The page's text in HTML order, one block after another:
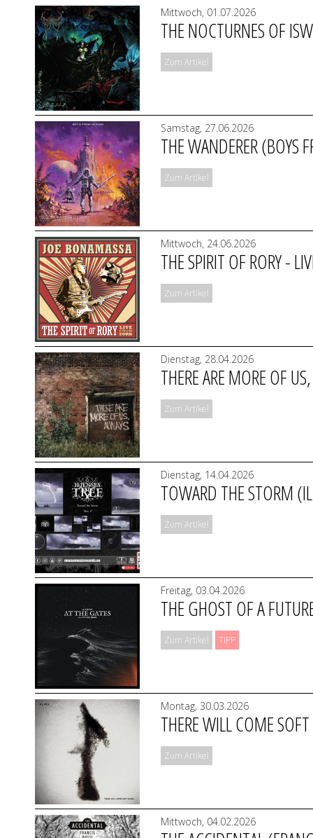
Mittwoch, 01.07.2026
THE NOCTURNES OF
Zum Artikel
Samstag, 27.06.2026
THE WANDERER (BOYS
Zum Artikel
Mittwoch, 24.06.2026
THE SPIRIT OF RORY -
Zum Artikel
Dienstag, 28.04.2026
THERE ARE MORE OF
Zum Artikel
Dienstag, 14.04.2026
TOWARD THE STORM
Zum Artikel
Freitag, 03.04.2026
THE GHOST OF A
Zum Artikel TIPP
Montag, 30.03.2026
THERE WILL COME
Zum Artikel
Mittwoch, 04.02.2026